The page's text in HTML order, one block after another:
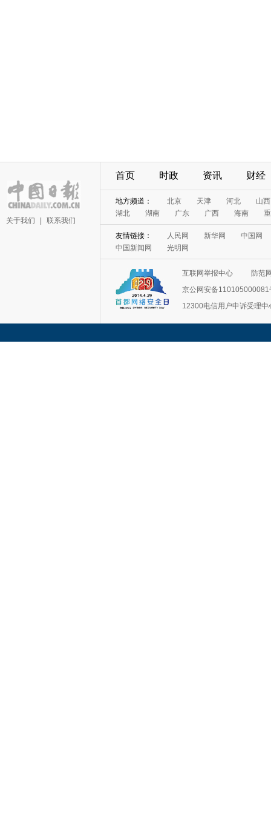
关于我们 联系我们
首页 时政 资讯 财经
地方频道： 北京 天津 河北
山西
湖北
湖南 广东 广西 海南
友情链接： 人民网 新华网
中国网
中国新闻网
光明网
互联网举报中心
防范
京公网安备110105000081
12300电信用户申诉受理中